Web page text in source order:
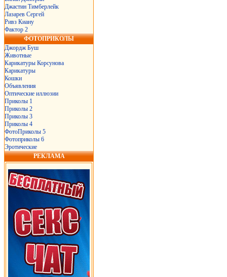
Джастин Тимберлейк
Лазарев Сергей
Ривз Киану
Фактор 2
ФОТОПРИКОЛЫ
Джордж Буш
Животные
Карикатуры Корсунова
Карикатуры
Кошки
Объявления
Оптические иллюзии
Приколы 1
Приколы 2
Приколы 3
Приколы 4
ФотоПриколы 5
Фотоприколы 6
Эротические
РЕКЛАМА